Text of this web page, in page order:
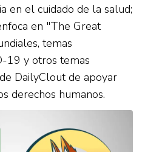
en el cuidado de la salud;
en "The Great
temas
19 y otros temas
DailyClout de apoyar
derechos humanos.